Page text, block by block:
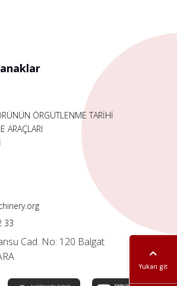
Yukarı git
ÖRGÜTLENME TARİHİ
ARAÇLARI
33
Cad. No: 120 Balgat